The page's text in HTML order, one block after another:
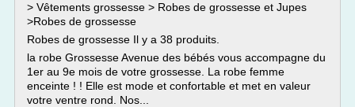
> Vêtements grossesse > Robes de grossesse et Jupes
>Robes de grossesse
Robes de grossesse Il y a 38 produits.
la robe Grossesse Avenue des bébés vous accompagne du
1er au 9e mois de votre grossesse. La robe femme
enceinte ! ! Elle est mode et confortable et met en valeur
votre ventre rond. Nos...